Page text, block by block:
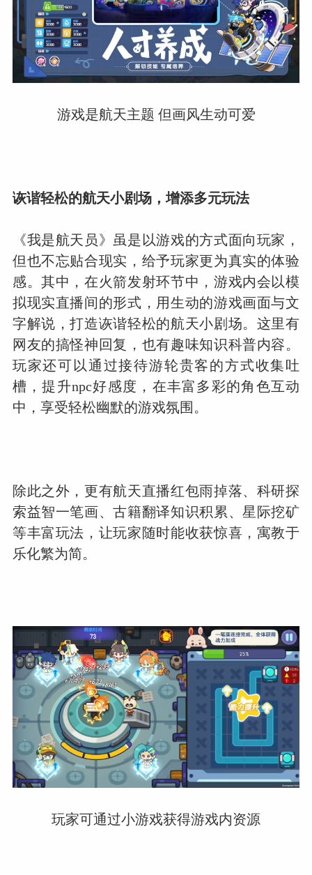
游戏是航天主题 但画风生动可爱
诙谐轻松的航天小剧场，增添多元玩法
《我是航天员》虽是以游戏的方式面向玩家，
但也不忘贴合现实，给予玩家更为真实的体验
感。其中，在火箭发射环节中，游戏内会以模
拟现实直播间的形式，用生动的游戏画面与文
字解说，打造诙谐轻松的航天小剧场。这里有
网友的搞怪神回复，也有趣味知识科普内容。
玩家还可以通过接待游轮贵客的方式收集吐
槽，提升npc好感度，在丰富多彩的角色互动
中，享受轻松幽默的游戏氛围。
除此之外，更有航天直播红包雨掉落、科研探
索益智一笔画、古籍翻译知识积累、星际挖矿
等丰富玩法，让玩家随时能收获惊喜，寓教于
乐化繁为简。
玩家可通过小游戏获得游戏内资源